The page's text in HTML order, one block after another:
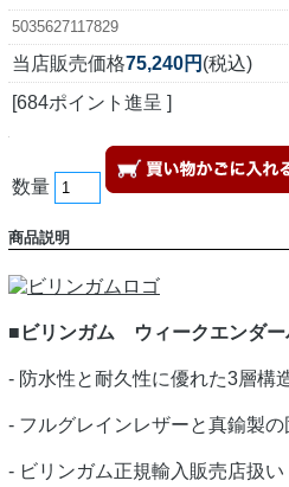
5035627117829
当店販売価格75,240円 (税込)
[684ポイント進呈 ]
数量
商品説明
■ビリンガム ウィークエンダー
- 防水性と耐久性に優れた3層構
- フルグレインレザーと真鍮製の
- ビリンガム正規輸入販売店扱い